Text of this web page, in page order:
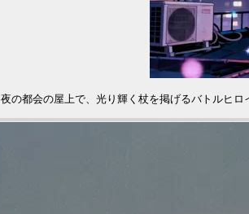
夜の都会の屋上で、光り輝く杖を掲げるバトルヒ